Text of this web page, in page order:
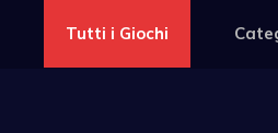
Tutti i Giochi